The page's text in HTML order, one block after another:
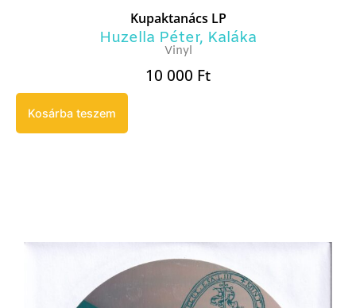
Kupaktanács LP
Huzella Péter, Kaláka
Vinyl
10 000 Ft
Kosárba teszem